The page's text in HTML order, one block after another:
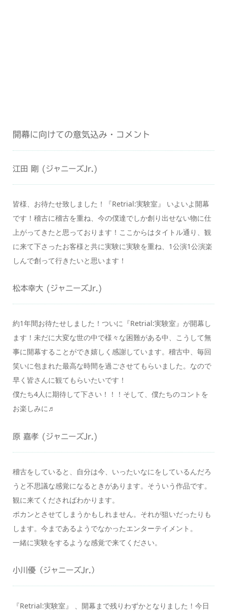
開幕に向けての意気込み・コメント
江田 剛 (ジャニーズJr.)
皆様、お待たせ致しました！『Retrial:実験室』 いよいよ開幕
です！稽古に稽古を重ね、今の僕達でしか創り出せない物に仕
上がってきたと思っております！ここからはタイトル通り、観
に来て下さったお客様と共に実験に実験を重ね、1公演1公演楽
しんで創って行きたいと思います！
松本幸大 (ジャニーズJr.)
約1年間お待たせしました！ついに『Retrial:実験室』が開幕し
ます！未だに大変な世の中で様々な困難がある中、こうして無
事に開幕することができ嬉しく感謝しています。稽古中、毎回
笑いに包まれた最高な時間を過ごさせてもらいました。なので
早く皆さんに観てもらいたいです！
僕たち4人に期待して下さい！！！そして、僕たちのコントを
お楽しみに♬
原 嘉孝 (ジャニーズJr.)
稽古をしていると、自分は今、いったいなにをしているんだろ
うと不思議な感覚になるときがあります。そういう作品です。
観に来てくださればわかります。
ポカンとさせてしまうかもしれません。それが狙いだったりも
します。今まであるようでなかったエンターテイメント。
一緒に実験をするような感覚で来てください。
小川優（ジャニーズJr.）
『Retrial:実験室』 、開幕まで残りわずかとなりました！今日